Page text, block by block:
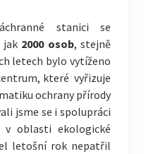
stanici se
jak 2000 osob, stejně
letech bylo vytíženo
které vyřizuje
ochrany přírody
jsme se i spolupráci
v oblasti ekologické
letošní rok nepatřil